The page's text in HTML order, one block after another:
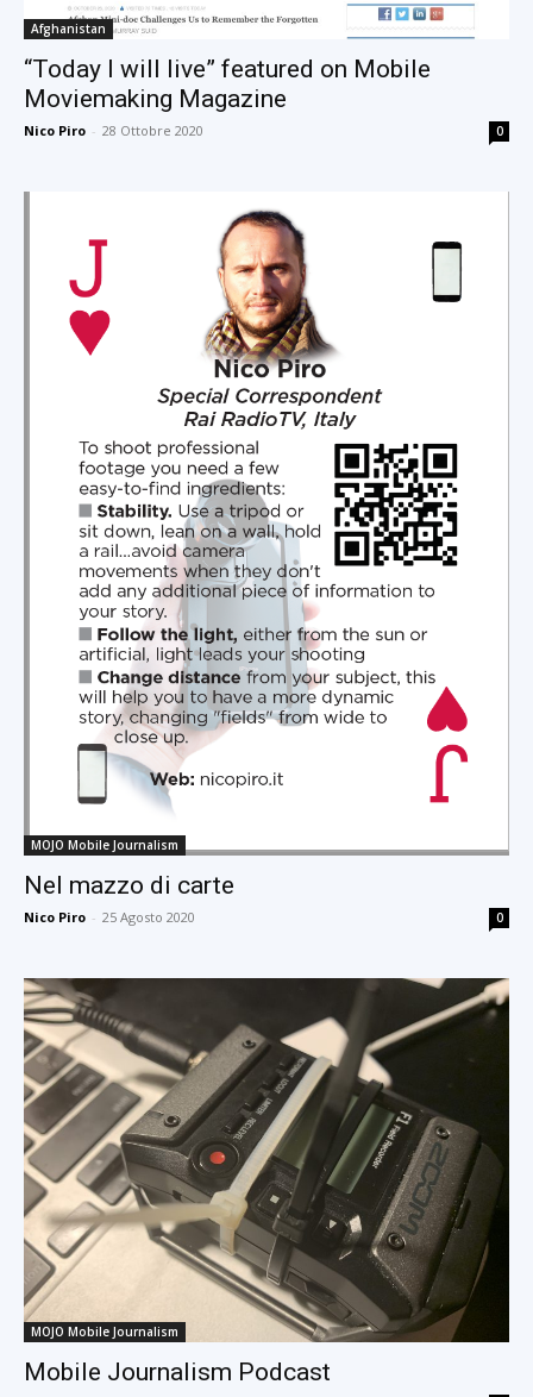
Afghanistan
“Today I will live” featured on Mobile
Moviemaking Magazine
Nico Piro - 28 Ottobre 2020 0
MOJO Mobile Journalism
Nel mazzo di carte
Nico Piro - 25 Agosto 2020 0
MOJO Mobile Journalism
Mobile Journalism Podcast